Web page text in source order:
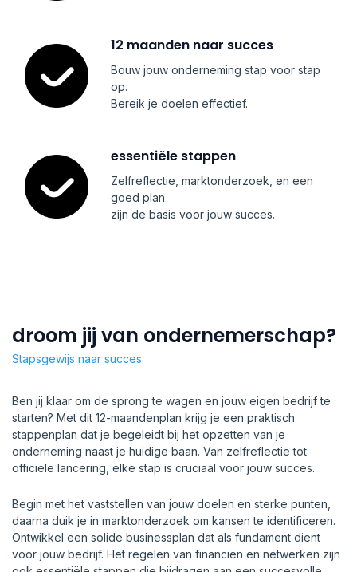
12 maanden naar succes
Bouw jouw onderneming stap voor stap
op.
Bereik je doelen effectief.
essentiële stappen
Zelfreflectie, marktonderzoek, en een
goed plan
zijn de basis voor jouw succes.
droom jij van ondernemerschap?
Stapsgewijs naar succes
Ben jij klaar om de sprong te wagen en jouw eigen bedrijf te
starten? Met dit 12-maandenplan krijg je een praktisch
stappenplan dat je begeleidt bij het opzetten van je
onderneming naast je huidige baan. Van zelfreflectie tot
officiële lancering, elke stap is cruciaal voor jouw succes.
Begin met het vaststellen van jouw doelen en sterke punten,
daarna duik je in marktonderzoek om kansen te identificeren.
Ontwikkel een solide businessplan dat als fundament dient
voor jouw bedrijf. Het regelen van financiën en netwerken zijn